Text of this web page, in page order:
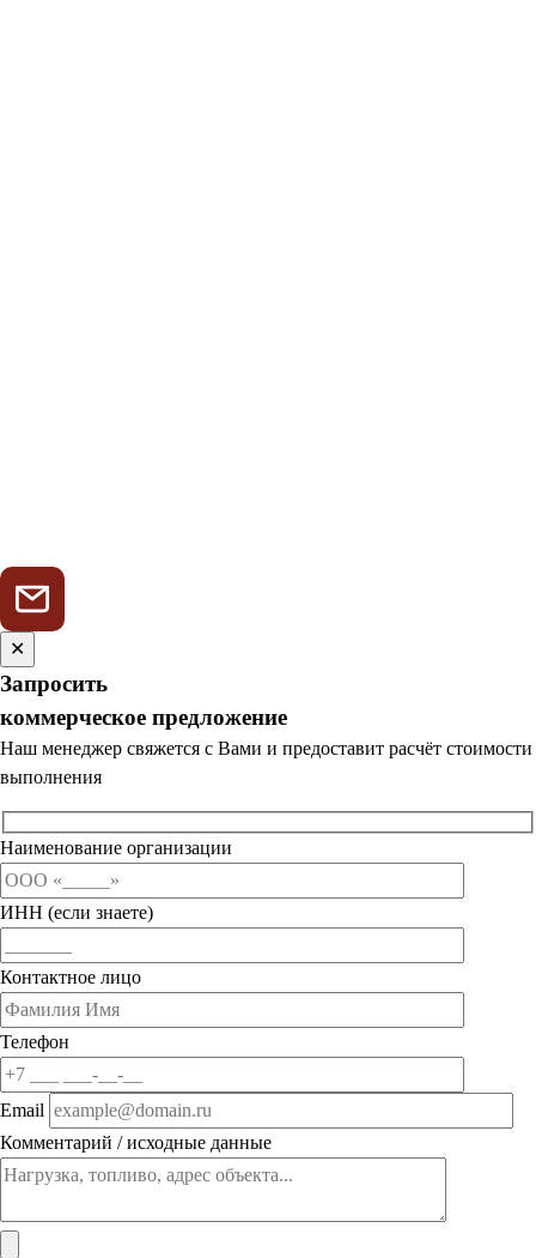
✕
Запросить
коммерческое предложение
Наш менеджер свяжется с Вами и предоставит расчёт стоимости
выполнения
Наименование организации
ИНН (если знаете)
Контактное лицо
Телефон
Email
Комментарий / исходные данные